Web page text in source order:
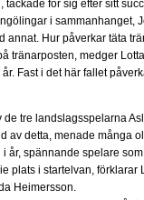
för sig efter sitt
i sammanhanget,
annat. Hur påverkar täta
tränarposten, medger
Fast i det här fallet
tre landslagsspelarna
av detta, menade många
år, spännande spelare
plats i startelvan, förklarar
Heimersson.